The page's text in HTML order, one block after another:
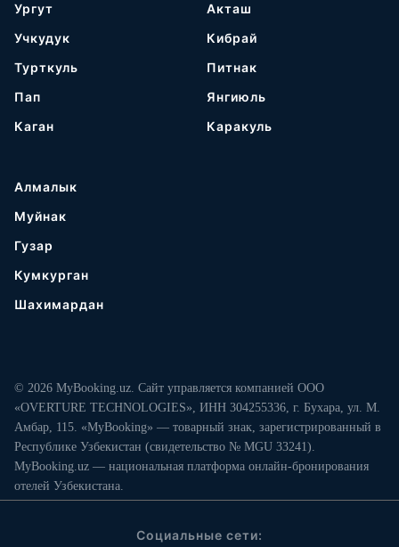
Ургут
Учкудук
Турткуль
Пап
Каган
Акташ
Кибрай
Питнак
Янгиюль
Каракуль
Алмалык
Муйнак
Гузар
Кумкурган
Шахимардан
© 2026 MyBooking.uz. Сайт управляется компанией ООО
«OVERTURE TECHNOLOGIES», ИНН 304255336, г. Бухара, ул. М.
Амбар, 115. «MyBooking» — товарный знак, зарегистрированный в
Республике Узбекистан (свидетельство № MGU 33241).
MyBooking.uz — национальная платформа онлайн-бронирования
отелей Узбекистана.
Социальные сети: